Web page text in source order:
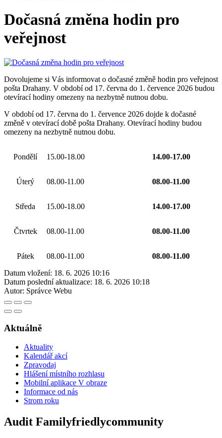
Dočasná změna hodin pro
veřejnost
Dovolujeme si Vás informovat o dočasné změně hodin pro veřejnost
pošta Drahany. V období od 17. června do 1. července 2026 budou
otevírací hodiny omezeny na nezbytně nutnou dobu.
V období od 17. června do 1. července 2026 dojde k dočasné
změně v otevírací době pošta Drahany. Otevírací hodiny budou
omezeny na nezbytně nutnou dobu.
Pondělí 15.00-18.00 14.00-17.00
Úterý 08.00-11.00 08.00-11.00
Středa 15.00-18.00 14.00-17.00
Čtvrtek 08.00-11.00 08.00-11.00
Pátek 08.00-11.00
08.00-11.00
Datum vložení: 18. 6. 2026 10:16
Datum poslední aktualizace: 18. 6. 2026 10:18
Autor: Správce Webu
Aktuálně
Aktuality
Kalendář akcí
Zpravodaj
Hlášení místního rozhlasu
Mobilní aplikace V obraze
Informace od nás
Strom roku
Audit Familyfriedlycommunity